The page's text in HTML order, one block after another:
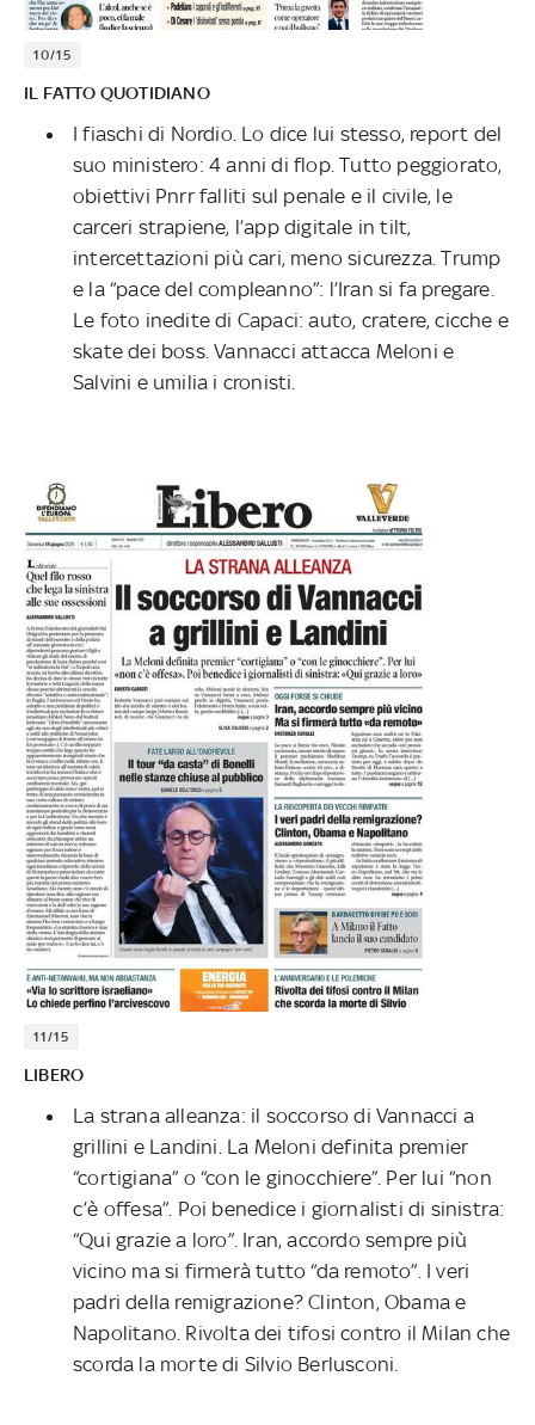
10/15
IL FATTO QUOTIDIANO
I fiaschi di Nordio. Lo dice lui stesso, report del
suo ministero: 4 anni di flop. Tutto peggiorato,
obiettivi Pnrr falliti sul penale e il civile, le
carceri strapiene, l’app digitale in tilt,
intercettazioni più cari, meno sicurezza. Trump
e la “pace del compleanno”: l’Iran si fa pregare.
Le foto inedite di Capaci: auto, cratere, cicche e
skate dei boss. Vannacci attacca Meloni e
Salvini e umilia i cronisti.
11/15
LIBERO
La strana alleanza: il soccorso di Vannacci a
grillini e Landini. La Meloni definita premier
“cortigiana” o “con le ginocchiere”. Per lui “non
c’è offesa”. Poi benedice i giornalisti di sinistra:
“Qui grazie a loro”. Iran, accordo sempre più
vicino ma si firmerà tutto “da remoto”. I veri
padri della remigrazione? Clinton, Obama e
Napolitano. Rivolta dei tifosi contro il Milan che
scorda la morte di Silvio Berlusconi.